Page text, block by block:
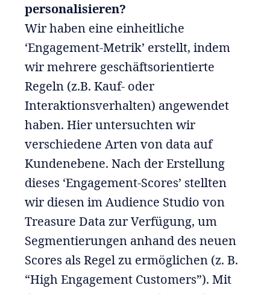
personalisieren?
Wir haben eine einheitliche
‘Engagement-Metrik’ erstellt, indem
wir mehrere geschäftsorientierte
Regeln (z.B. Kauf- oder
Interaktionsverhalten) angewendet
haben. Hier untersuchten wir
verschiedene Arten von data auf
Kundenebene. Nach der Erstellung
dieses ‘Engagement-Scores’ stellten
wir diesen im Audience Studio von
Treasure Data zur Verfügung, um
Segmentierungen anhand des neuen
Scores als Regel zu ermöglichen (z. B.
“High Engagement Customers”). Mit